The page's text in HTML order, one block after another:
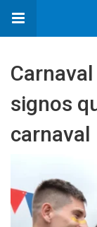
signos
carnaval